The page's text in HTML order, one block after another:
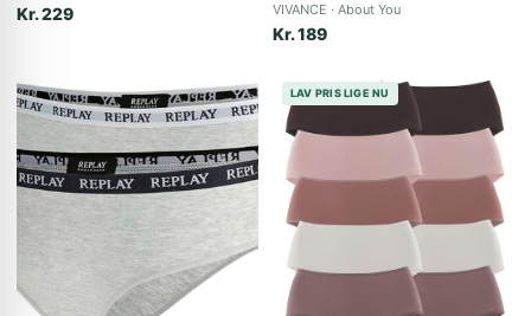
Kr. 229 VIVANCE About You
Kr. 189
LAV PRIS LIGE NU